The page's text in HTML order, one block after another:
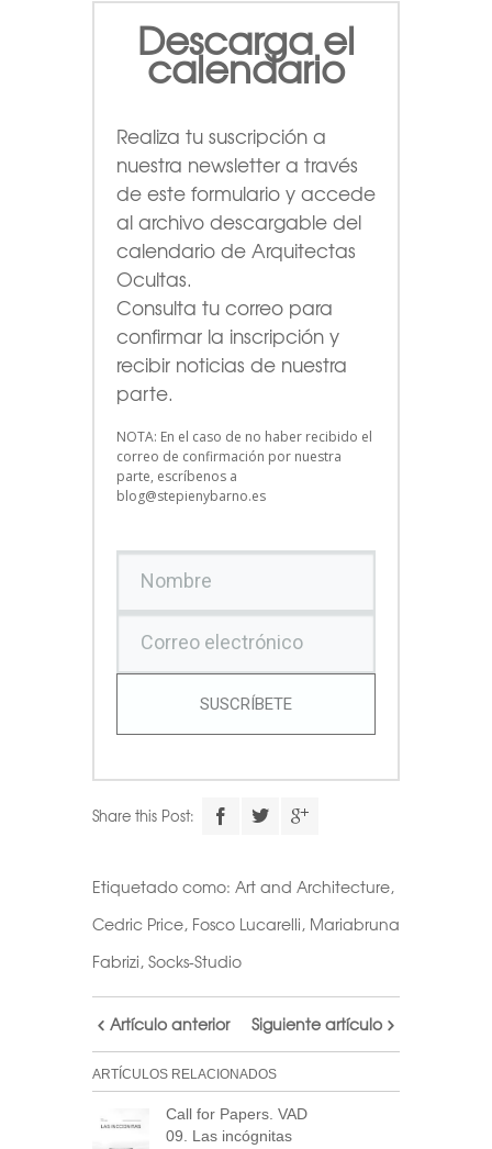
Descarga el
calendario
Realiza tu suscripción a
nuestra newsletter a través
de este formulario y accede
al archivo descargable del
calendario de Arquitectas
Ocultas.
Consulta tu correo para
confirmar la inscripción y
recibir noticias de nuestra
parte.
NOTA: En el caso de no haber recibido el
correo de confirmación por nuestra
parte, escríbenos a
blog@stepienybarno.es
SUSCRÍBETE
Share this Post:
Etiquetado como: Art and Architecture,
Cedric Price, Fosco Lucarelli, Mariabruna
Fabrizi, Socks-Studio
Artículo anterior Siguiente artículo
ARTÍCULOS RELACIONADOS
Call for Papers. VAD
09. Las incógnitas